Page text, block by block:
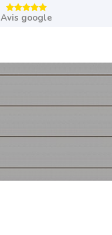
Avis google